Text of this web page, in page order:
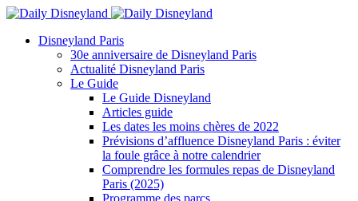
Disneyland Paris
30e anniversaire de Disneyland Paris
Actualité Disneyland Paris
Le Guide
Le Guide Disneyland
Articles guide
Les dates les moins chères de 2022
Prévisions d’affluence Disneyland Paris : éviter
la foule grâce à notre calendrier
Comprendre les formules repas de Disneyland
Paris (2025)
Programme des parcs